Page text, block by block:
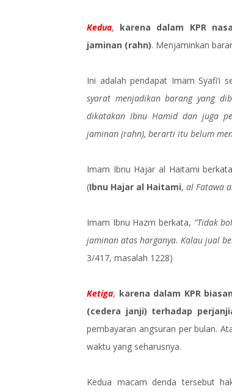
Kedua, karena dalam KPR
jaminan (rahn). Menjaminkan
Ini adalah pendapat Imam Syafi’i
syarat menjadikan barang yang
dikatakan Ibnu Hamid dan juga
jaminan (rahn), berarti itu belum
Imam Ibnu Hajar al Haitami
(Ibnu Hajar al Haitami, al Fatawa
Imam Ibnu Hazm berkata, “Tidak
jaminan atas harganya. Kalau jual
3/417, masalah 1228)
Ketiga, karena dalam KPR
(cedera janji) terhadap
pembayaran angsuran per bulan.
waktu yang seharusnya.
Kedua macam denda tersebut